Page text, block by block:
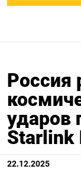
Россия
ударов
Starlink
22.12.2025